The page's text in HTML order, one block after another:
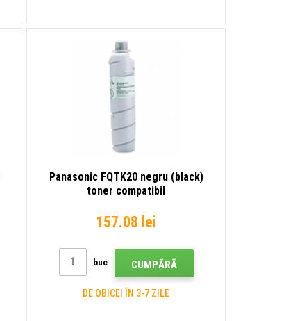
Panasonic FQTK20 negru (black)
toner compatibil
157.08 lei
buc CUMPĂRĂ
DE OBICEI ÎN 3-7 ZILE